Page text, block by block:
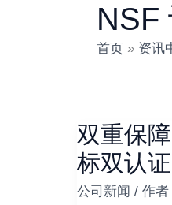
NSF
首页 资讯
双重保
标双认证
公司新闻 / 作者
双
重
保
障，